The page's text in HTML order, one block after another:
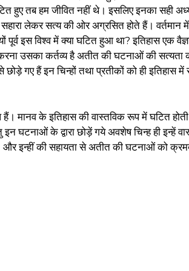
हुए तब हम जीवित नहीं थे। इसलिए इनका सही
लेकर सत्य की ओर अग्रसित होते हैं। वर्तमान में
इस विश्व में क्या घटित हुआ था? इतिहास एक
उसका कर्तव्य है अतीत की घटनाओं की सत्यता
गए हैं इन चिन्हों तथा प्रतीकों को ही इतिहास
मानव के इतिहास की वास्तविक रूप में घटित
घटनाओं के द्वारा छोड़ें गये अवशेष चिन्ह ही इन्हें
और इन्हीं की सहायता से अतीत की घटनाओं को